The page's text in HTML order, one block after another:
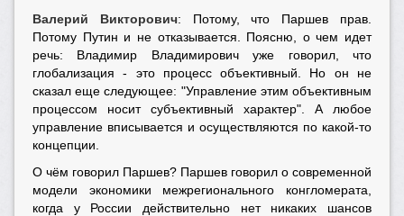
Валерий Викторович: Потому, что Паршев прав.
Потому Путин и не отказывается. Поясню, о чем идет
речь: Владимир Владимирович уже говорил, что
глобализация - это процесс объективный. Но он не
сказал еще следующее: "Управление этим объективным
процессом носит субъективный характер". А любое
управление вписывается и осуществляются по какой-то
концепции.
О чём говорил Паршев? Паршев говорил о современной
модели экономики межрегионального конгломерата,
когда у России действительно нет никаких шансов